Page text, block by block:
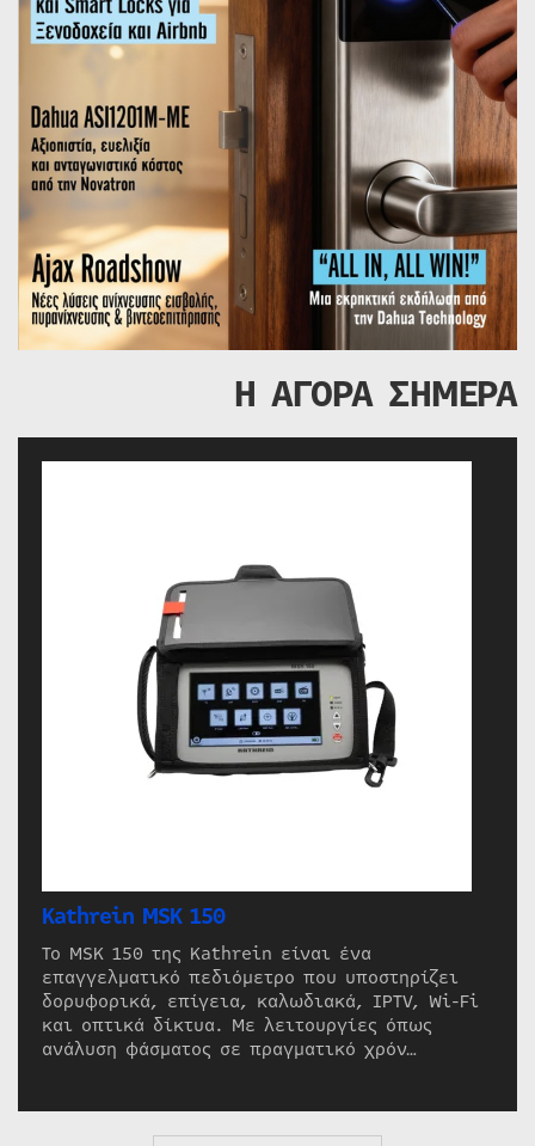
Η ΑΓΟΡΑ ΣΗΜΕΡΑ
Kathrein MSK 150
Το MSK 150 της Kathrein είναι ένα
επαγγελματικό πεδιόμετρο που υποστηρίζει
δορυφορικά, επίγεια, καλωδιακά, IPTV, Wi-Fi
και οπτικά δίκτυα. Με λειτουργίες όπως
ανάλυση φάσματος σε πραγματικό χρόν…